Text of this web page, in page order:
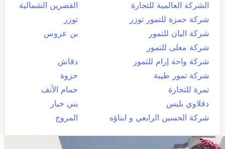
الشركة العالمية للتجارة
القصرين الشمالية
شركة حمزة للتمور توزر
توزر
شركة اليان للتمور
بن عروس
شركة معلى للتمور
شركة واحة إرام للتمور
دقاش
شركة تمور طيبة
حزوة
تمرة للتجارة
حمام الأنف
دقلاوي بليس
بني خيار
شركة الحسين الرابعي و ابناؤه
المروج